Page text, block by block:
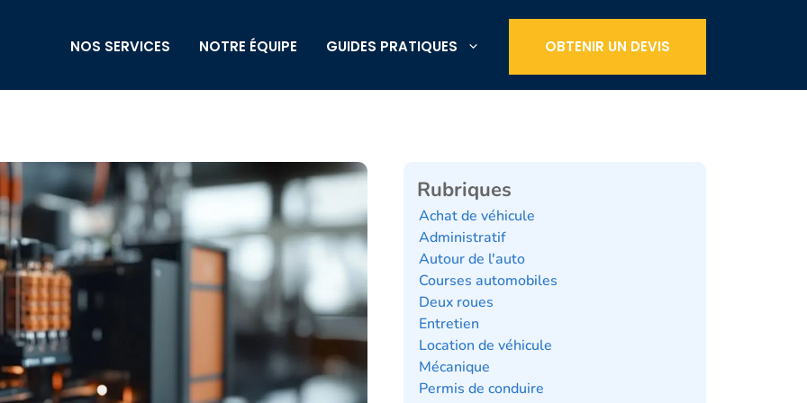
NOS SERVICES NOTRE ÉQUIPE GUIDES PRATIQUES OBTENIR UN DEVIS
Rubriques
Achat de véhicule
Administratif
Autour de l'auto
Courses automobiles
Deux roues
Entretien
Location de véhicule
Mécanique
Permis de conduire